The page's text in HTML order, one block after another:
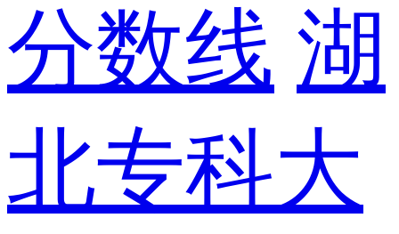
分数线 湖
北专科大